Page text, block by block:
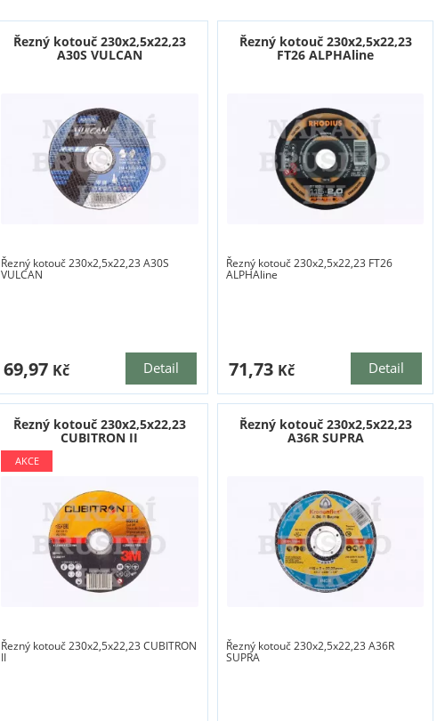
Řezný kotouč 230x2,5x22,23
A30S VULCAN
Řezný kotouč 230x2,5x22,23 A30S
VULCAN
Detail
69,97 Kč
Řezný kotouč 230x2,5x22,23
FT26 ALPHAline
Řezný kotouč 230x2,5x22,23 FT26
ALPHAline
Detail
71,73 Kč
Řezný kotouč 230x2,5x22,23
CUBITRON II
Řezný kotouč 230x2,5x22,23 CUBITRON
II
Řezný kotouč 230x2,5x22,23
A36R SUPRA
Řezný kotouč 230x2,5x22,23 A36R
SUPRA